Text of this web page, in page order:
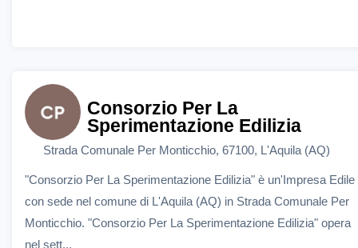
Consorzio Per La
Sperimentazione Edilizia
Strada Comunale Per Monticchio, 67100, L'Aquila (AQ)
"Consorzio Per La Sperimentazione Edilizia" è un'Impresa Edile
con sede nel comune di L'Aquila (AQ) in Strada Comunale Per
Monticchio. "Consorzio Per La Sperimentazione Edilizia" opera
nel sett...